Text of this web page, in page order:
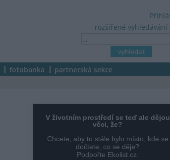
rozšířené vyhledávání
fotobanka partnerská sekce